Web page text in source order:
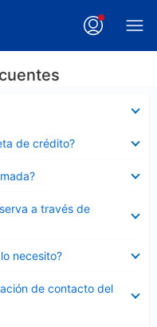
de crédito?
a través de
necesito?
de contacto del